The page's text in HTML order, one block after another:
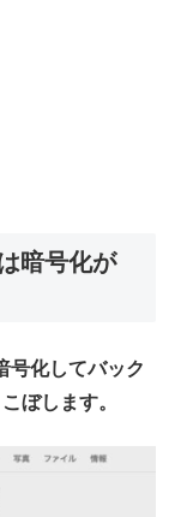
暗号化が
号化してバック
ぼします。